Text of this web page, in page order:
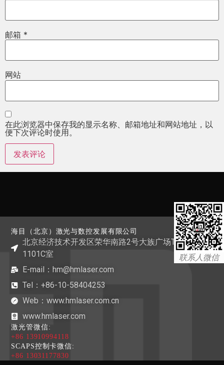
邮箱 *
网站
在此浏览器中保存我的显示名称、邮箱地址和网站地址，以
便下次评论时使用。
联系人微信
海目（北京）激光与数控发展有限公司
北京经济技术开发区荣华南路2号大族广场T1栋
1101C室
E-mail：hm@hmlaser.com
Tel：+86-10-58404253
Web：www.hmlaser.com.cn
www.hmlaser.com
激光管微信:
+86 13910994118
SCAPS控制卡微信:
+86 13031177830